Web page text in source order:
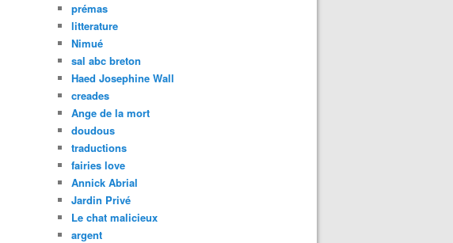
prémas
litterature
Nimué
sal abc breton
Haed Josephine Wall
creades
Ange de la mort
doudous
traductions
fairies love
Annick Abrial
Jardin Privé
Le chat malicieux
argent